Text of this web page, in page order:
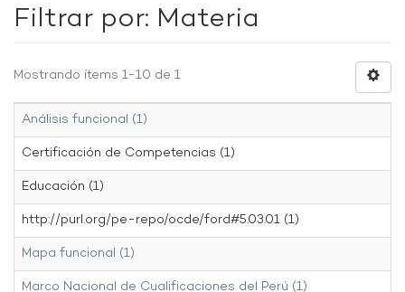
Filtrar por: Materia
Mostrando ítems 1-10 de 1
Análisis funcional (1)
Certificación de Competencias (1)
Educación (1)
http://purl.org/pe-repo/ocde/ford#5.03.01 (1)
Mapa funcional (1)
Marco Nacional de Cualificaciones del Perú (1)